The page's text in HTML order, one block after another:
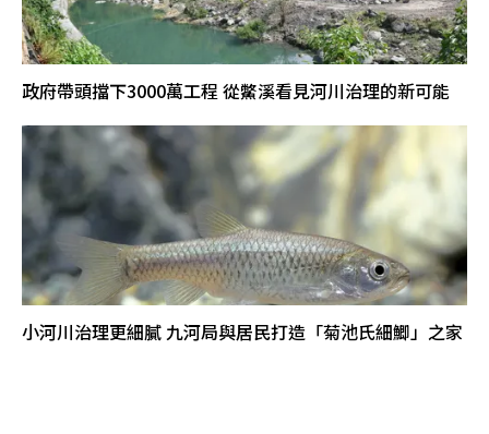
政府帶頭擋下3000萬工程 從鱉溪看見河川治理的新可能
小河川治理更細膩 九河局與居民打造「菊池氏細鯽」之家